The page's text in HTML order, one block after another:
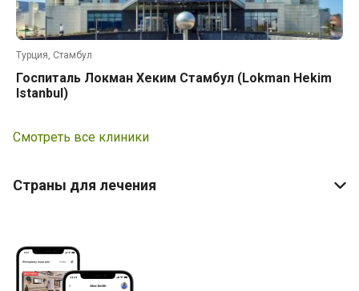
Турция, Стамбул
Госпиталь Локман Хеким Стамбул (Lokman Hekim
Istanbul)
Смотреть все клиники
Страны для лечения